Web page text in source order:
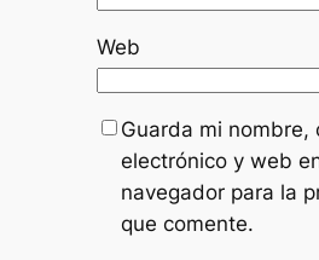
Web
Guarda mi nombre,
electrónico y web
navegador para la
que comente.